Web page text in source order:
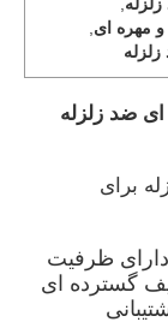
و مهره ای
ضد زلزله
برای
ظرفیت
گسترده ای